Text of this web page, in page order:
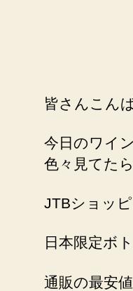
皆さんこん
今日のワイ
色々見てた
JTBショッ
日本限定ボ
通販の最安